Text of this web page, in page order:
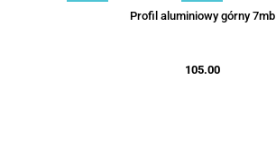
Profil aluminiowy górny 7mb
105.00